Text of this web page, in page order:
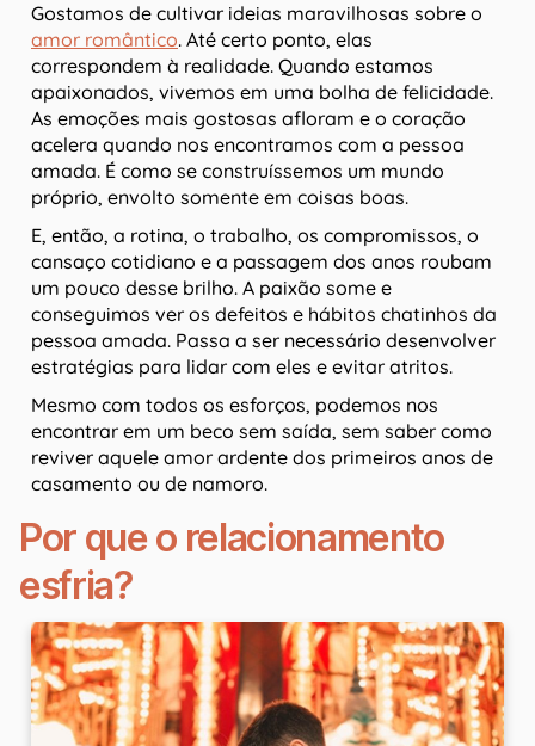
Gostamos de cultivar ideias maravilhosas sobre o
amor romântico. Até certo ponto, elas
correspondem à realidade. Quando estamos
apaixonados, vivemos em uma bolha de felicidade.
As emoções mais gostosas afloram e o coração
acelera quando nos encontramos com a pessoa
amada. É como se construíssemos um mundo
próprio, envolto somente em coisas boas.
E, então, a rotina, o trabalho, os compromissos, o
cansaço cotidiano e a passagem dos anos roubam
um pouco desse brilho. A paixão some e
conseguimos ver os defeitos e hábitos chatinhos da
pessoa amada. Passa a ser necessário desenvolver
estratégias para lidar com eles e evitar atritos.
Mesmo com todos os esforços, podemos nos
encontrar em um beco sem saída, sem saber como
reviver aquele amor ardente dos primeiros anos de
casamento ou de namoro.
Por que o relacionamento
esfria?